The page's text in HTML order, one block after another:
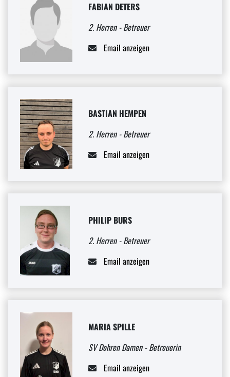
FABIAN DETERS
2. Herren - Betreuer
Email anzeigen
BASTIAN HEMPEN
2. Herren - Betreuer
Email anzeigen
PHILIP BURS
2. Herren - Betreuer
Email anzeigen
MARIA SPILLE
SV Dohren Damen - Betreuerin
Email anzeigen